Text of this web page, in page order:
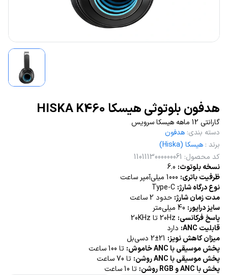
هدفون بلوتوثی هیسکا HISKA K460
گارانتی 12 ماهه هیسکا سرویس
دسته بندی: هدفون
برند : هیسکا (Hiska)
کد محصول:
1101113000000061
نسخه بلوتوث:
ظرفیت باتری:
نوع درگاه شارژ:
مدت زمان شارژ: حدود 2 ساعت
سایز درایور:
پاسخ فرکانسی:
قابلیت ANC:
دارد
میزان کاهش نویز:
پخش موسیقی با ANC خاموش:
تا 100 ساعت
پخش موسیقی با ANC روشن:
تا 70 ساعت
پخش با ANC و RGB روشن:
تا 10 ساعت